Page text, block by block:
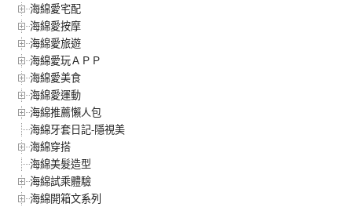
海綿愛宅配
海綿愛按摩
海綿愛旅遊
海綿愛玩ＡＰＰ
海綿愛美食
海綿愛運動
海綿推薦懶人包
海綿牙套日記-隱視美
海綿穿搭
海綿美髮造型
海綿試乘體驗
海綿開箱文系列